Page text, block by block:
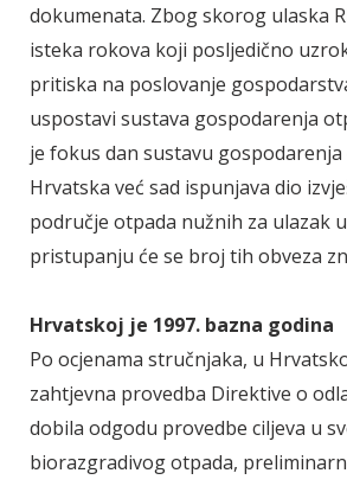
dokumenata. Zbog skorog ulaska
isteka rokova koji posljedično
pritiska na poslovanje
uspostavi sustava gospodarenja
je fokus dan sustavu gospodarenja
Hrvatska već sad ispunjava dio
područje otpada nužnih za ulazak
pristupanju će se broj tih obveza
Hrvatskoj je 1997. bazna godina
Po ocjenama stručnjaka, u
zahtjevna provedba Direktive o
dobila odgodu provedbe ciljeva u
biorazgradivog otpada,